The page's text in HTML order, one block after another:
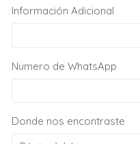
Información Adicional
Numero de WhatsApp
Donde nos encontraste